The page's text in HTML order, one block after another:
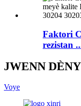
Faktori
rezistan
JWENN
Voye